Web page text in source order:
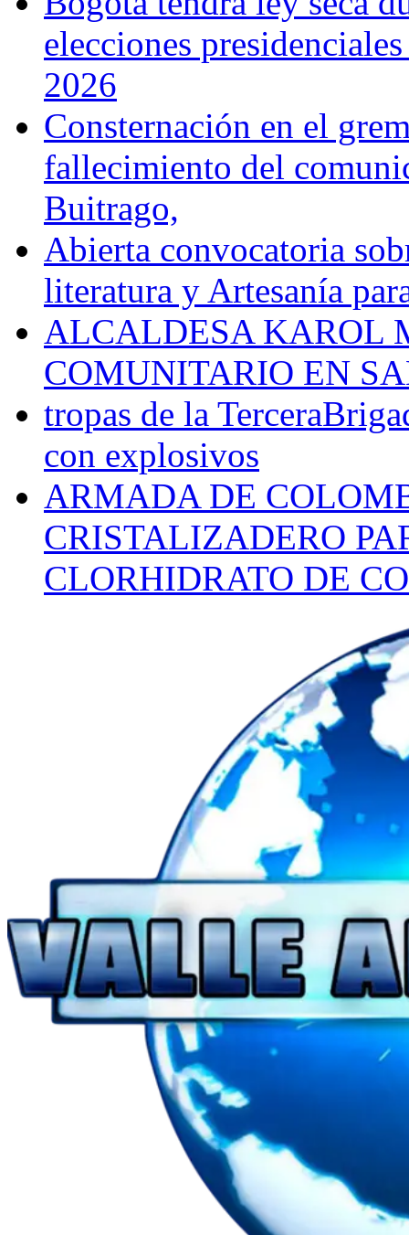
elecciones
2026
Consternación en el
fallecimiento del
Buitrago,
Abierta convocatoria
literatura y Artesanía
ALCALDESA KAROL
COMUNITARIO EN
tropas de la
con explosivos
ARMADA DE
CRISTALIZADERO
CLORHIDRATO DE